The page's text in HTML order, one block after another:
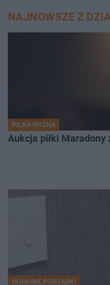
NAJNOWSZE Z
PIŁKA NOŻNA
Aukcja piłki Maradony
DOMOWE PORZĄDKI